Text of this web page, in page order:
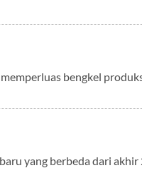
bengkel
yang berbeda dari